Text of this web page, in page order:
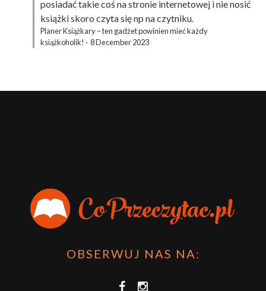
posiadać takie coś na stronie internetowej i nie nosić
książki skoro czyta się np na czytniku.
Planer Książkary – ten gadżet powinien mieć każdy
książkoholik! · 8 December 2023
OBSERWUJ NAS NA: